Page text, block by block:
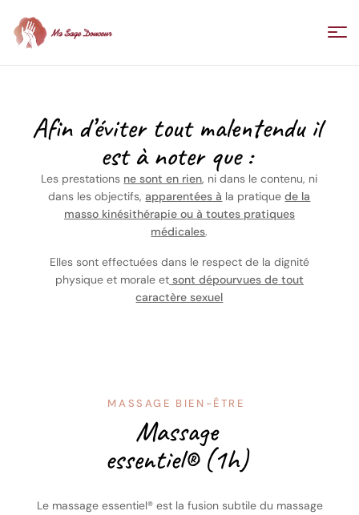
Ma
Sage
Douceur
Florence
Villedieu
Afin d’éviter tout malentendu il
est à noter que :
Les prestations ne sont en rien, ni dans le contenu, ni
dans les objectifs,apparentées à la pratiquede la
masso kinésithérapie ou à toutes pratiques
médicales.
Elles sont effectuées dans le respect de la dignité
physique et morale etsont dépourvues de tout
caractère sexuel
Massage
essentiel® (1h)
MASSAGE BIEN-ÊTRE
Le massage essentiel® est la fusion subtile du massage